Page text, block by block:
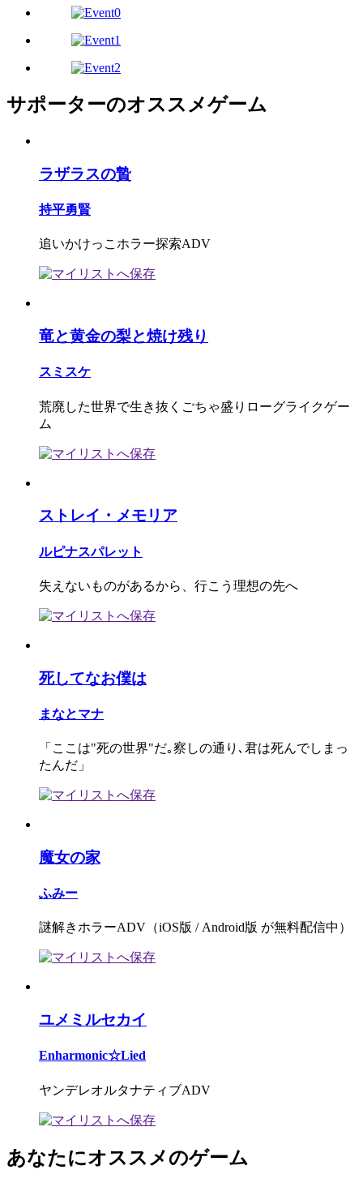
サポーターのオススメゲーム
ラザラスの贄
持平勇賢
追いかけっこホラー探索ADV
竜と黄金の梨と焼け残り
スミスケ
荒廃した世界で生き抜くごちゃ盛りローグライクゲー
ム
ストレイ・メモリア
ルピナスパレット
失えないものがあるから、行こう理想の先へ
死してなお僕は
まなとマナ
「ここは"死の世界"だ｡察しの通り､君は死んでしまっ
たんだ」
魔女の家
ふみー
謎解きホラーADV（iOS版 / Android版 が無料配信中）
ユメミルセカイ
Enharmonic☆Lied
ヤンデレオルタナティブADV
あなたにオススメのゲーム